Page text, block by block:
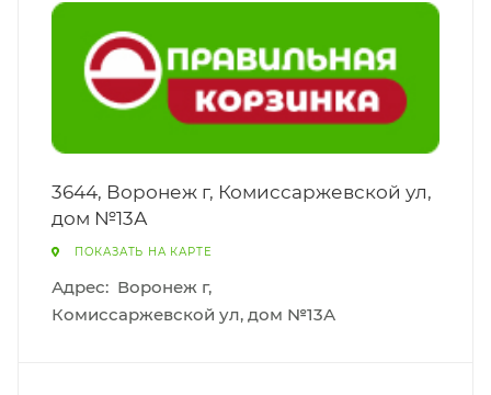
3644, Воронеж г, Комиссаржевской ул,
дом №13А
ПОКАЗАТЬ НА КАРТЕ
Адрес: Воронеж г,
Комиссаржевской ул, дом №13А